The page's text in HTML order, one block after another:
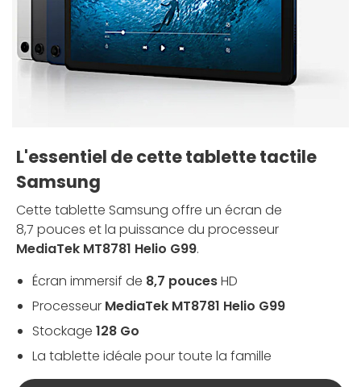
L'essentiel de cette tablette tactile
Samsung
Cette tablette Samsung offre un écran de
8,7 pouces et la puissance du processeur
MediaTek MT8781 Helio G99.
Écran immersif de 8,7 poucesHD
Processeur MediaTek MT8781 Helio G99
Stockage 128 Go
La tablette idéale pour toute la famille